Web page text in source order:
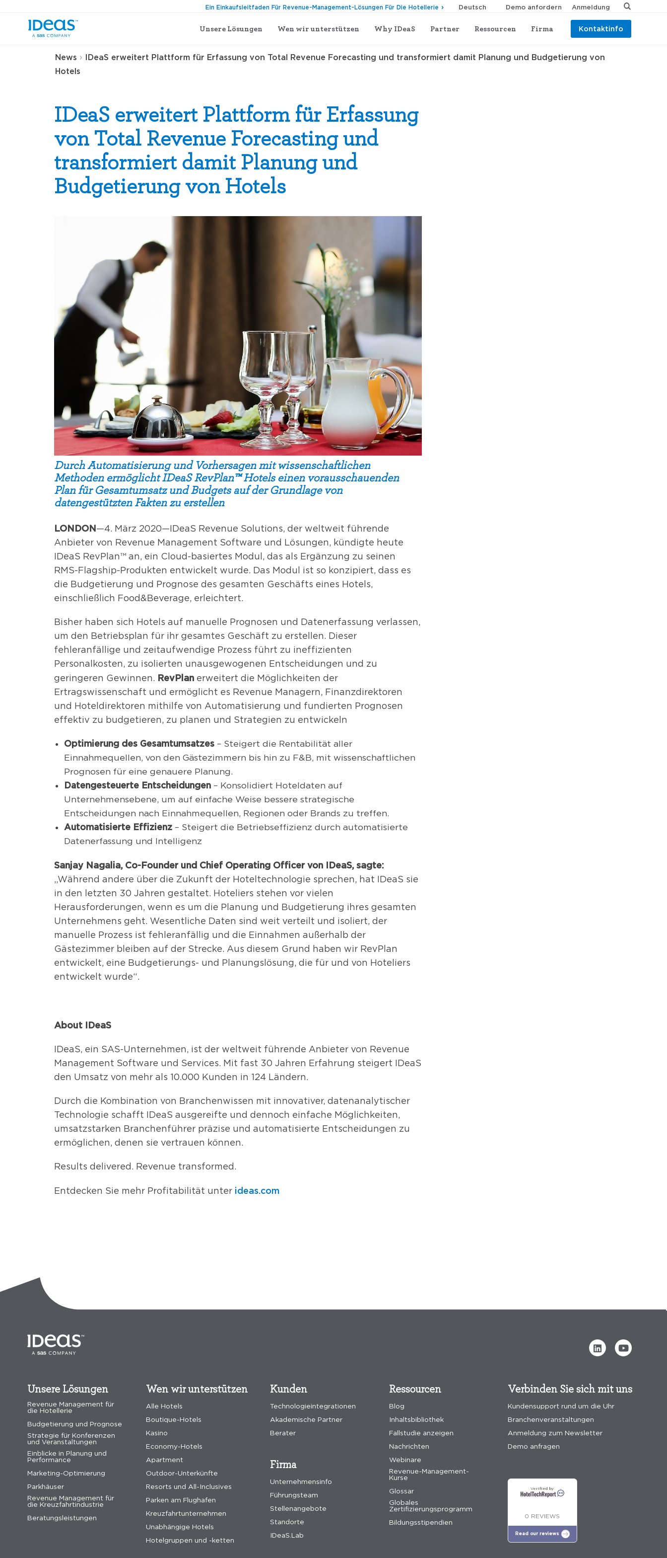
Unsere Lösungen Wen wir unterstützen Why IDeaS Partner Ressourcen Firma Kontaktinfo
Ein Einkaufsleitfaden Für Revenue-Management-Lösungen Für Die Hotellerie Demo anfordern Anmeldung
News › IDeaS erweitert Plattform für Erfassung von Total Revenue Forecasting und transformiert damit Planung und Budgetierung von
Hotels
IDeaS erweitert Plattform für Erfassung
von Total Revenue Forecasting und
transformiert damit Planung und
Budgetierung von Hotels
Durch Automatisierung und Vorhersagen mit wissenschaftlichen
Methoden ermöglicht IDeaS RevPlan™ Hotels einen vorausschauenden
Plan für Gesamtumsatz und Budgets auf der Grundlage von
datengestützten Fakten zu erstellen
LONDON—4. März 2020—IDeaS Revenue Solutions, der weltweit führende
Anbieter von Revenue Management Software und Lösungen, kündigte heute
IDeaS RevPlan™ an, ein Cloud-basiertes Modul, das als Ergänzung zu seinen
RMS-Flagship-Produkten entwickelt wurde. Das Modul ist so konzipiert, dass es
die Budgetierung und Prognose des gesamten Geschäfts eines Hotels,
einschließlich Food&Beverage, erleichtert.
Bisher haben sich Hotels auf manuelle Prognosen und Datenerfassung verlassen,
um den Betriebsplan für ihr gesamtes Geschäft zu erstellen. Dieser
fehleranfällige und zeitaufwendige Prozess führt zu ineffizienten
Personalkosten, zu isolierten unausgewogenen Entscheidungen und zu
geringeren Gewinnen. RevPlan erweitert die Möglichkeiten der
Ertragswissenschaft und ermöglicht es Revenue Managern, Finanzdirektoren
und Hoteldirektoren mithilfe von Automatisierung und fundierten Prognosen
effektiv zu budgetieren, zu planen und Strategien zu entwickeln
Optimierung des Gesamtumsatzes – Steigert die Rentabilität aller
Einnahmequellen, von den Gästezimmern bis hin zu F&B, mit wissenschaftlichen
Prognosen für eine genauere Planung.
Datengesteuerte Entscheidungen – Konsolidiert Hoteldaten auf
Unternehmensebene, um auf einfache Weise bessere strategische
Entscheidungen nach Einnahmequellen, Regionen oder Brands zu treffen.
Automatisierte Effizienz – Steigert die Betriebseffizienz durch automatisierte
Datenerfassung und Intelligenz
Sanjay Nagalia, Co-Founder und Chief Operating Officer von IDeaS, sagte:
„Während andere über die Zukunft der Hoteltechnologie sprechen, hat IDeaS sie
in den letzten 30 Jahren gestaltet. Hoteliers stehen vor vielen
Herausforderungen, wenn es um die Planung und Budgetierung ihres gesamten
Unternehmens geht. Wesentliche Daten sind weit verteilt und isoliert, der
manuelle Prozess ist fehleranfällig und die Einnahmen außerhalb der
Gästezimmer bleiben auf der Strecke. Aus diesem Grund haben wir RevPlan
entwickelt, eine Budgetierungs- und Planungslösung, die für und von Hoteliers
entwickelt wurde“.
About IDeaS
IDeaS, ein SAS-Unternehmen, ist der weltweit führende Anbieter von Revenue
Management Software und Services. Mit fast 30 Jahren Erfahrung steigert IDeaS
den Umsatz von mehr als 10.000 Kunden in 124 Ländern.
Durch die Kombination von Branchenwissen mit innovativer, datenanalytischer
Technologie schafft IDeaS ausgereifte und dennoch einfache Möglichkeiten,
umsatzstarken Branchenführer präzise und automatisierte Entscheidungen zu
ermöglichen, denen sie vertrauen können.
Results delivered. Revenue transformed.
Entdecken Sie mehr Profitabilität unter ideas.com
Unsere Lösungen
Revenue Management für
die Hotellerie
Budgetierung und Prognose
Strategie für Konferenzen
und Veranstaltungen
Einblicke in Planung und
Performance
Marketing-Optimierung
Parkhäuser
Revenue Management für
die Kreuzfahrtindustrie
Beratungsleistungen
Wen wir unterstützen
Alle Hotels
Boutique-Hotels
Kasino
Economy-Hotels
Apartment
Outdoor-Unterkünfte
Resorts und All-Inclusives
Parken am Flughafen
Kreuzfahrtunternehmen
Unabhängige Hotels
Hotelgruppen und -ketten
Firma
Unternehmensinfo
Führungsteam
Stellenangebote
Standorte
IDeaS.Lab
Ressourcen
Blog
Inhaltsbibliothek
Fallstudie anzeigen
Nachrichten
Webinare
Revenue-Management-
Kurse
Glossar
Globales
Zertifizierungsprogramm
Bildungsstipendien
Verbinden Sie sich mit uns
Kundensupport rund um die Uhr
Branchenveranstaltungen
Anmeldung zum Newsletter
Demo anfragen
Kunden
Technologieintegrationen
Akademische Partner
Berater
Verified by
0 REVIEWS
Read our reviews